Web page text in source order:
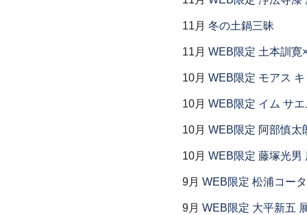
11月 冬の土鍋三昧
11月 WEB限定 土本訓寛
10月 WEB限定 モアス
10月 WEB限定 イム サ
10月 WEB限定 阿部慎太
10月 WEB限定 藤塚光男
9月 WEB限定 松浦コー
9月 WEB限定 大平新五